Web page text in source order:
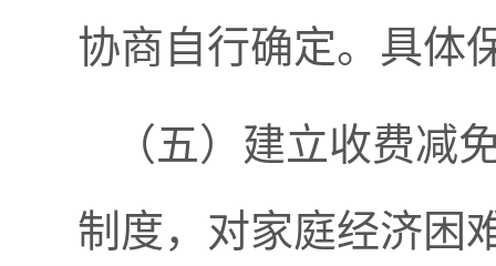
协商自行确定。具体
（五）建立收费减
制度，对家庭经济困